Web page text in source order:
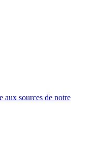
aux sources de notre